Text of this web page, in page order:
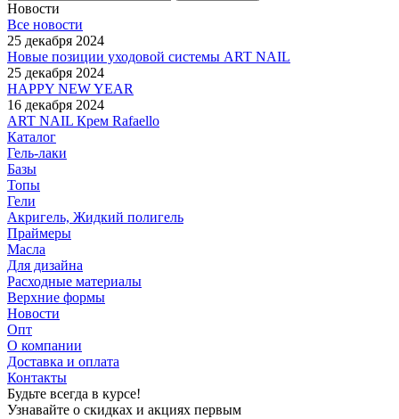
Новости
Все новости
25 декабря 2024
Новые позиции уходовой системы ART NAIL
25 декабря 2024
HAPPY NEW YEAR
16 декабря 2024
ART NAIL Крем Rafaello
Каталог
Гель-лаки
Базы
Топы
Гели
Акригель, Жидкий полигель
Праймеры
Масла
Для дизайна
Расходные материалы
Верхние формы
Новости
Опт
О компании
Доставка и оплата
Контакты
Будьте всегда в курсе!
Узнавайте о скидках и акциях первым